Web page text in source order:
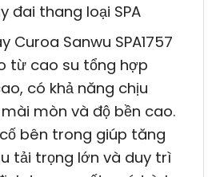
đai thang loại SPA
Curoa Sanwu SPA1757
từ cao su tổng hợp
có khả năng chịu
mòn và độ bền cao.
bên trong giúp tăng
tải trọng lớn và duy trì